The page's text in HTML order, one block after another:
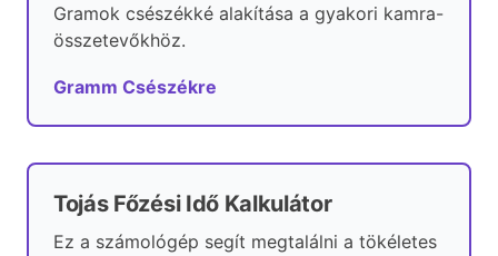
Gramok csészékké alakítása a gyakori kamra-
összetevőkhöz.
Gramm Csészékre
Tojás Főzési Idő Kalkulátor
Ez a számológép segít megtalálni a tökéletes